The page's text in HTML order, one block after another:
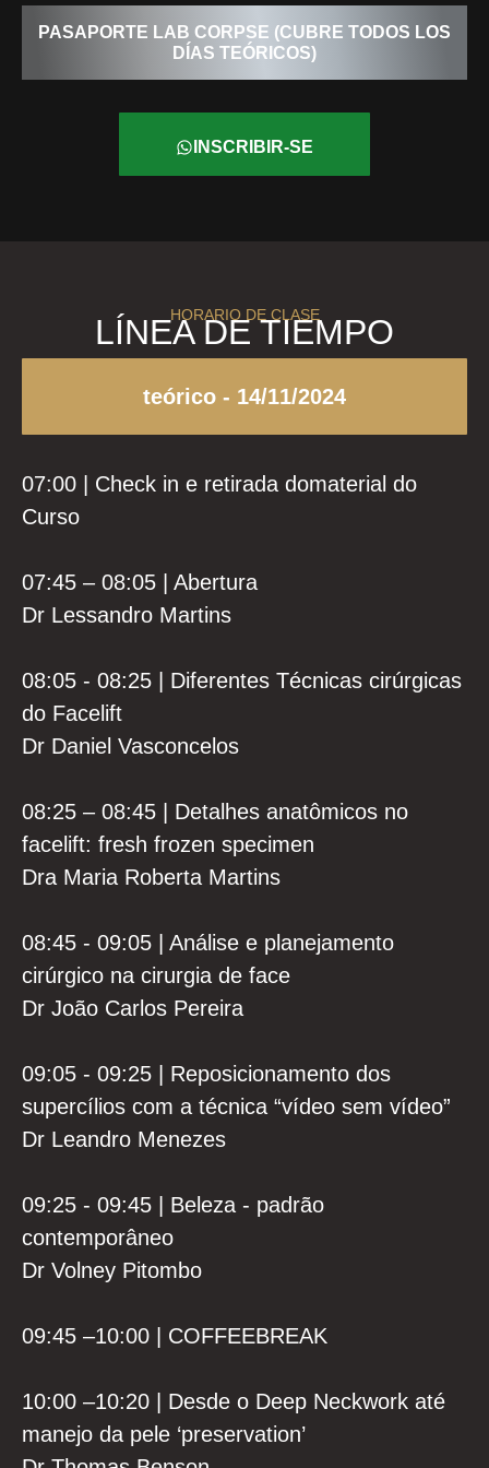
PASAPORTE LAB CORPSE (CUBRE TODOS LOS
DÍAS TEÓRICOS)
INSCRIBIR-SE
HORARIO DE CLASE
LÍNEA DE TIEMPO
teórico - 14/11/2024
07:00 | Check in e retirada domaterial do
Curso
07:45 – 08:05 | Abertura
Dr Lessandro Martins
08:05 - 08:25 | Diferentes Técnicas cirúrgicas
do Facelift
Dr Daniel Vasconcelos
08:25 – 08:45 | Detalhes anatômicos no
facelift: fresh frozen specimen
Dra Maria Roberta Martins
08:45 - 09:05 | Análise e planejamento
cirúrgico na cirurgia de face
Dr João Carlos Pereira
09:05 - 09:25 | Reposicionamento dos
supercílios com a técnica “vídeo sem vídeo”
Dr Leandro Menezes
09:25 - 09:45 | Beleza - padrão
contemporâneo
Dr Volney Pitombo
09:45 –10:00 | COFFEEBREAK
10:00 –10:20 | Desde o Deep Neckwork até
manejo da pele ‘preservation’